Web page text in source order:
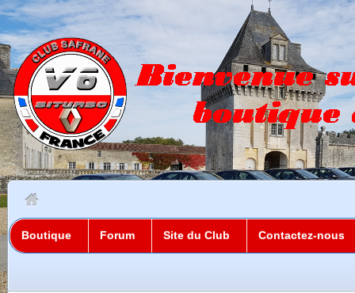
Boutique Forum Site du Club Contactez-nous